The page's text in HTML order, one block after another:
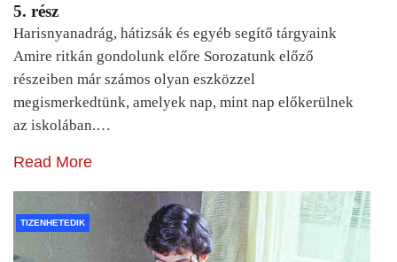
5. rész
Harisnyanadrág, hátizsák és egyéb segítő tárgyaink
Amire ritkán gondolunk előre Sorozatunk előző
részeiben már számos olyan eszközzel
megismerkedtünk, amelyek nap, mint nap előkerülnek
az iskolában.…
Read More
TIZENHETEDIK